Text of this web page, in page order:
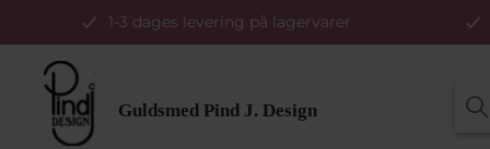
1-3 dages levering på lagervarer